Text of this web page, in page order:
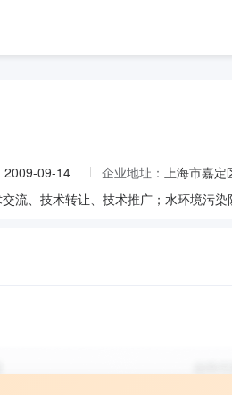
2009-09-14 企业地址： 上海市嘉定